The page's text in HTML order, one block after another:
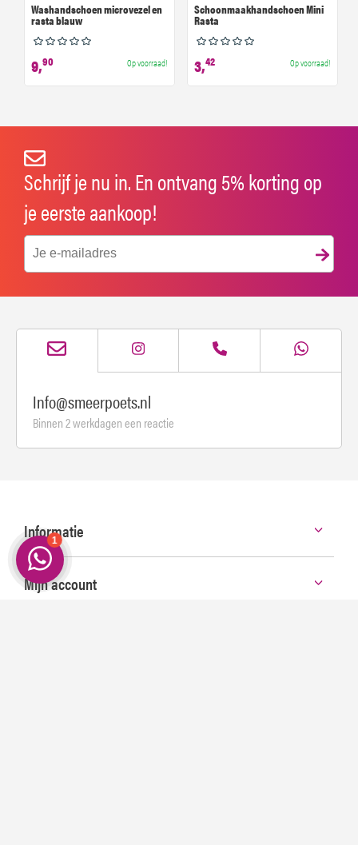
Washandschoen microvezel en
rasta blauw
9,90 Op voorraad!
Schoonmaakhandschoen Mini
Rasta
3,42 Op voorraad!
Schrijf je nu in. En ontvang 5% korting op
je eerste aankoop!
Info@smeerpoets.nl
Binnen 2 werkdagen een reactie
Informatie
Mijn account